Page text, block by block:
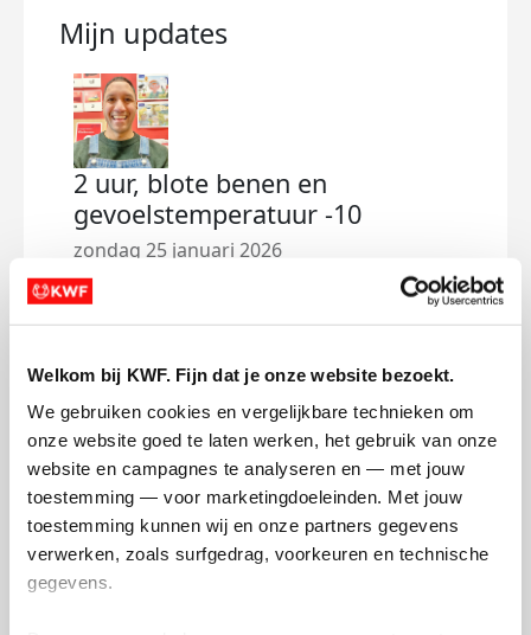
Welkom bij KWF. Fijn dat je onze website bezoekt.
We gebruiken cookies en vergelijkbare technieken om
onze website goed te laten werken, het gebruik van onze
website en campagnes te analyseren en — met jouw
toestemming — voor marketingdoeleinden. Met jouw
toestemming kunnen wij en onze partners gegevens
verwerken, zoals surfgedrag, voorkeuren en technische
gegevens.
Mijn updates
2 uur, blote benen en
gevoelstemperatuur -10
zondag 25 januari 2026
Vandaag 2 uur buiten geweest: 12,44 km,
gevoelstemperatuur van -10. En dat met
blote benen! 🥶
Rustig tempo, lange duur.
Een training die niet om snelheid ging,
maar om tijd op de benen, focus en
consistentie, precies wat deze
voorbereiding vraagt.
Ik